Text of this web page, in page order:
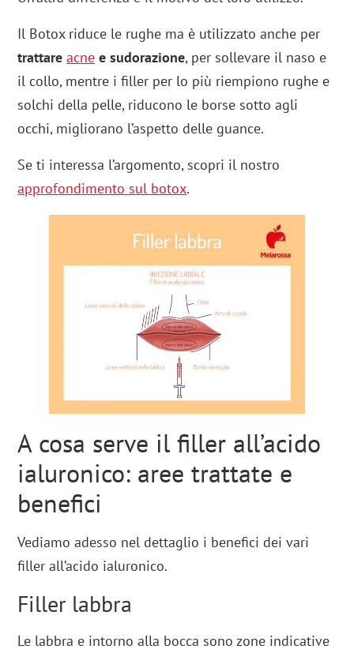
Il Botox riduce le rughe ma è utilizzato anche per
trattareacne e sudorazione, per sollevare il naso e
il collo, mentre i filler per lo più riempiono rughe e
solchi della pelle, riducono le borse sotto agli
occhi, migliorano l’aspetto delle guance.
Se ti interessa l’argomento, scopri il nostro
approfondimento sul botox.
A cosa serve il filler all’acido
ialuronico: aree trattate e
benefici
Vediamo adesso nel dettaglio i benefici dei vari
filler all’acido ialuronico.
Filler labbra
Le labbra e intorno alla bocca sono zone indicative